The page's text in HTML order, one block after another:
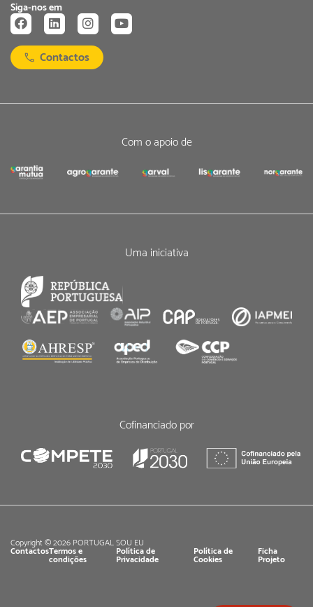
Siga-nos em
Contactos
Com o apoio de
Uma iniciativa
Cofinanciado por
Copyright © 2026 PORTUGAL SOU EU
ContactosTermos e
condições
Política de
Privacidade
Política de
Cookies
Ficha
Projeto